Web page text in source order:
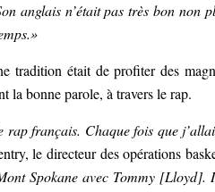
anglais n’était pas très bon non
tradition était de profiter des
la bonne parole, à travers le rap.
rap français. Chaque fois que
le directeur des opérations
Spokane avec Tommy